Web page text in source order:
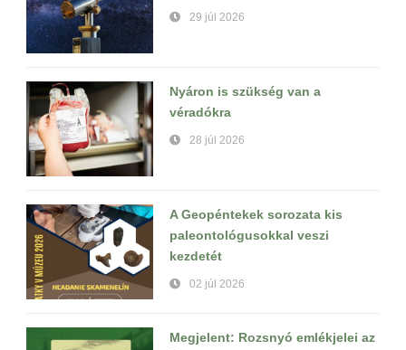
29 júl 2026
Nyáron is szükség van a
véradókra
28 júl 2026
A Geopéntekek sorozata kis
paleontológusokkal veszi
kezdetét
02 júl 2026
Megjelent: Rozsnyó emlékjelei az